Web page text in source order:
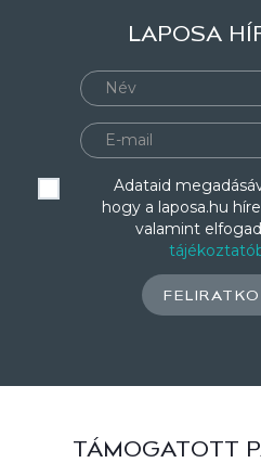
LAPOSA
Adataid
hogy a laposa.hu
valamint
TÁMOGATOTT